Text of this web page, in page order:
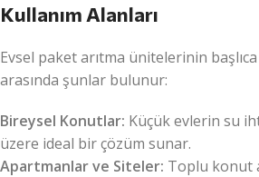
Kullanım Alanları
Evsel paket arıtma ünitelerinin
arasında şunlar bulunur:
Bireysel Konutlar: Küçük evlerin su
üzere ideal bir çözüm sunar.
Apartmanlar ve Siteler: Toplu konut